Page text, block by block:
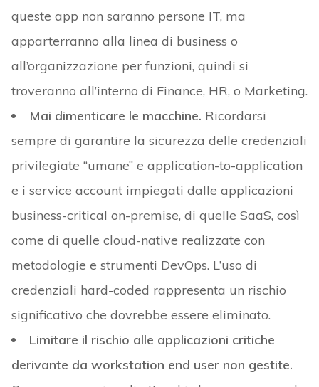
queste app non saranno persone IT, ma
apparterranno alla linea di business o
all’organizzazione per funzioni, quindi si
troveranno all’interno di Finance, HR, o Marketing.
Mai dimenticare le macchine. Ricordarsi
sempre di garantire la sicurezza delle credenziali
privilegiate “umane” e application-to-application
e i service account impiegati dalle applicazioni
business-critical on-premise, di quelle SaaS, così
come di quelle cloud-native realizzate con
metodologie e strumenti DevOps. L’uso di
credenziali hard-coded rappresenta un rischio
significativo che dovrebbe essere eliminato.
Limitare il rischio alle applicazioni critiche
derivante da workstation end user non gestite.